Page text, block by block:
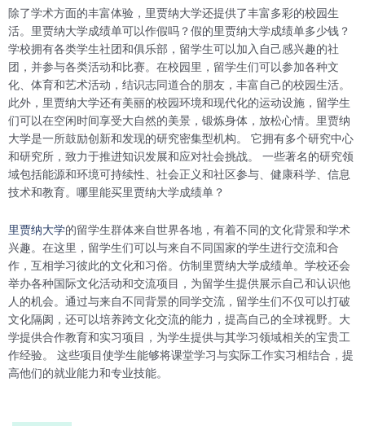
除了学术方面的丰富体验，里贾纳大学还提供了丰富多彩的校园生
活。里贾纳大学成绩单可以作假吗？假的里贾纳大学成绩单多少钱？
学校拥有各类学生社团和俱乐部，留学生可以加入自己感兴趣的社
团，并参与各类活动和比赛。在校园里，留学生们可以参加各种文
化、体育和艺术活动，结识志同道合的朋友，丰富自己的校园生活。
此外，里贾纳大学还有美丽的校园环境和现代化的运动设施，留学生
们可以在空闲时间享受大自然的美景，锻炼身体，放松心情。里贾纳
大学是一所鼓励创新和发现的研究密集型机构。 它拥有多个研究中心
和研究所，致力于推进知识发展和应对社会挑战。 一些著名的研究领
域包括能源和环境可持续性、社会正义和社区参与、健康科学、信息
技术和教育。哪里能买里贾纳大学成绩单？
里贾纳大学的留学生群体来自世界各地，有着不同的文化背景和学术
兴趣。在这里，留学生们可以与来自不同国家的学生进行交流和合
作，互相学习彼此的文化和习俗。仿制里贾纳大学成绩单。学校还会
举办各种国际文化活动和交流项目，为留学生提供展示自己和认识他
人的机会。通过与来自不同背景的同学交流，留学生们不仅可以打破
文化隔阂，还可以培养跨文化交流的能力，提高自己的全球视野。大
学提供合作教育和实习项目，为学生提供与其学习领域相关的宝贵工
作经验。 这些项目使学生能够将课堂学习与实际工作实习相结合，提
高他们的就业能力和专业技能。